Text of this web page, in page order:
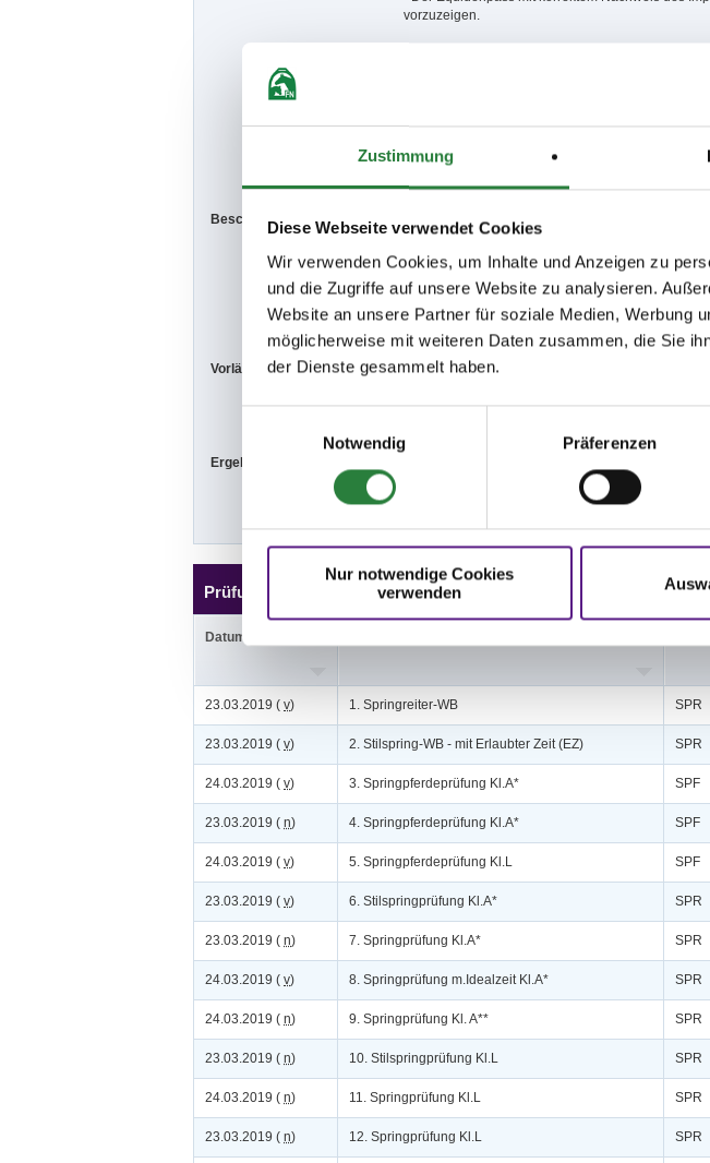
Zustimmung
Diese Webseite verwendet Cookies
Wir verwenden Cookies, um Inhalte und Anzeigen zu
und die Zugriffe auf unsere Website zu analysieren.
Website an unsere Partner für soziale Medien, Werbung
möglicherweise mit weiteren Daten zusammen, die Sie
der Dienste gesammelt haben.
Notwendig
Präferenzen
Nur notwendige Cookies
verwenden
vorzuzeigen.
Viertel erhält Geldpreise) Auszahlung zu 70% in
Beschaffenheit der Plätze: Prüfungsplatz: 26 x 66 m Halle
Abreiteplatz: 20 x 40 m Halle und/oder
bei guter Witterung: Abreiteplatz: 55 x 75 m Sand
Vorläufige Zeitenteilung:
Sa. vorm.: 1,2,6; nachm.: 4,7,10,12,14
Ergebnisse:
Prüfungen
Datum
23.03.2019 ( v) 1. Springreiter-WB SPR
23.03.2019 ( v) 2. Stilspring-WB - mit Erlaubter Zeit (EZ) SPR
24.03.2019 ( v) 3. Springpferdeprüfung Kl.A* SPF
23.03.2019 ( n) 4. Springpferdeprüfung Kl.A* SPF
24.03.2019 ( v) 5. Springpferdeprüfung Kl.L SPF
23.03.2019 ( v) 6. Stilspringprüfung Kl.A* SPR
23.03.2019 ( n) 7. Springprüfung Kl.A* SPR
24.03.2019 ( v) 8. Springprüfung m.Idealzeit Kl.A* SPR
24.03.2019 ( n) 9. Springprüfung Kl. A** SPR
23.03.2019 ( n) 10. Stilspringprüfung Kl.L SPR
24.03.2019 ( n) 11. Springprüfung Kl.L SPR
23.03.2019 ( n) 12. Springprüfung Kl.L SPR